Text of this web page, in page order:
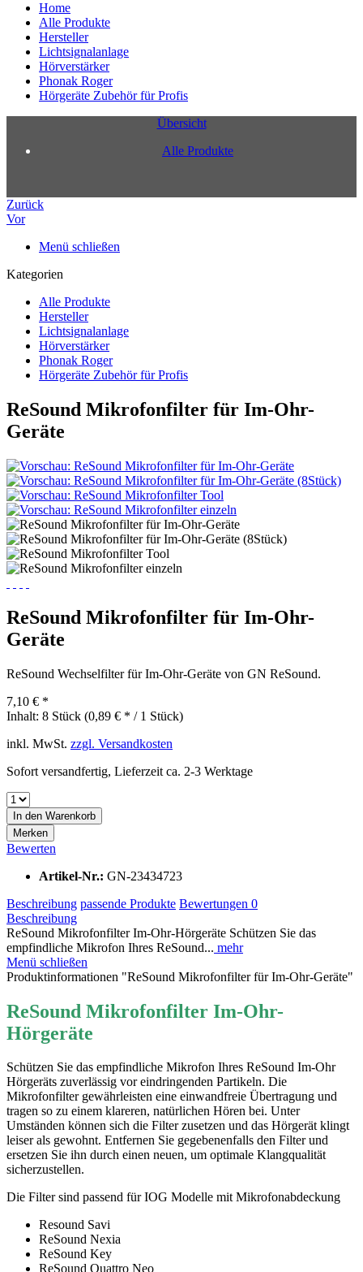
Home
Alle Produkte
Hersteller
Lichtsignalanlage
Hörverstärker
Phonak Roger
Hörgeräte Zubehör für Profis
Übersicht
Alle Produkte
Zurück
Vor
Menü schließen
Kategorien
Alle Produkte
Hersteller
Lichtsignalanlage
Hörverstärker
Phonak Roger
Hörgeräte Zubehör für Profis
ReSound Mikrofonfilter für Im-Ohr-
Geräte
ReSound Mikrofonfilter für Im-Ohr-
Geräte
ReSound Wechselfilter für Im-Ohr-Geräte von GN ReSound.
7,10 € *
Inhalt: 8 Stück (0,89 € * / 1 Stück)
inkl. MwSt. zzgl. Versandkosten
Sofort versandfertig, Lieferzeit ca. 2-3 Werktage
In den Warenkorb
Merken
Bewerten
Artikel-Nr.: GN-23434723
Beschreibung passende Produkte Bewertungen 0
Beschreibung
ReSound Mikrofonfilter Im-Ohr-Hörgeräte Schützen Sie das
empfindliche Mikrofon Ihres ReSound... mehr
Menü schließen
Produktinformationen "ReSound Mikrofonfilter für Im-Ohr-Geräte"
ReSound Mikrofonfilter Im-Ohr-
Hörgeräte
Schützen Sie das empfindliche Mikrofon Ihres ReSound Im-Ohr
Hörgeräts zuverlässig vor eindringenden Partikeln. Die
Mikrofonfilter gewährleisten eine einwandfreie Übertragung und
tragen so zu einem klareren, natürlichen Hören bei. Unter
Umständen können sich die Filter zusetzen und das Hörgerät klingt
leiser als gewohnt. Entfernen Sie gegebenenfalls den Filter und
ersetzen Sie ihn durch einen neuen, um optimale Klangqualität
sicherzustellen.
Die Filter sind passend für IOG Modelle mit Mikrofonabdeckung
Resound Savi
ReSound Nexia
ReSound Key
ReSound Quattro Neo